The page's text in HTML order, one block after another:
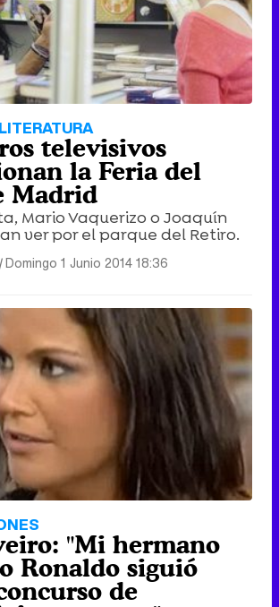
Tráiler de '33 días', la nueva serie de Atresplayer con Julián Villagrán y José Manuel Poga
Tráiler de la tercera temporada de 'The Walking Dead: Dead City' de AMC+
Canción ganadora de Eurovisión 2026: DARA con "Bangaranga" por Bulgaria
televisivos
la Feria del
Madrid
Mario Vaquerizo o Joaquín
ver por el parque del Retiro.
|Domingo 1 Junio 2014 18:36
"Mi hermano
Ronaldo siguió
de